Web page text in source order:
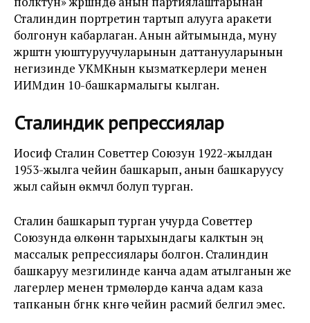
Сталиндин портретин тартып алууга аракети
болгонун кабарлаган. Анын айтымында, муну
жүрүштүн уюштуруучуларынын даттанууларынын
негизинде УКМКнын кызматкерлери менен
ИИМдин 10-башкармалыгы кылган.
Сталиндик репрессиялар
Иосиф Сталин Советтер Союзун 1922-жылдан
1953-жылга чейин башкарып, анын башкаруусу
жыл сайын өкүмчүл болуп турган.
Сталин башкарып турган учурда Советтер
Союзунда өлкөнүн тарыхындагы калктын эң
массалык репрессиялары болгон. Сталиндин
башкаруу мезгилинде канча адам атылганын же
лагерлер менен түрмөлөрдө канча адам каза
тапканын бүгүнкү күнгө чейин расмий белгилүү эмес.